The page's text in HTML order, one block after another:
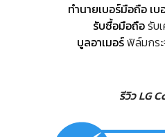
ทำนายเบอร์มือถือ เ
รับซื้อมือถือรับ
บูลอาเมอร์ฟิล์มกร
รีวิว LG